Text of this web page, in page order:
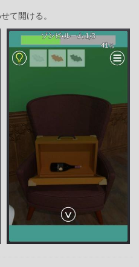
て開ける。